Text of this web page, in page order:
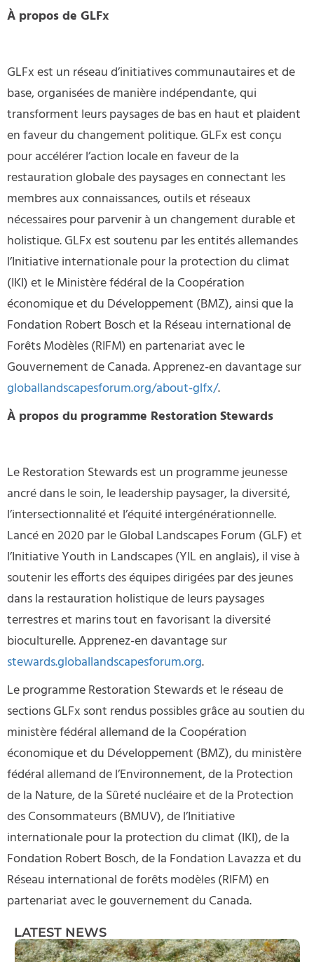
À propos de GLFx
GLFx est un réseau d’initiatives communautaires et de
base, organisées de manière indépendante, qui
transforment leurs paysages de bas en haut et plaident
en faveur du changement politique. GLFx est conçu
pour accélérer l’action locale en faveur de la
restauration globale des paysages en connectant les
membres aux connaissances, outils et réseaux
nécessaires pour parvenir à un changement durable et
holistique. GLFx est soutenu par les entités allemandes
l’Initiative internationale pour la protection du climat
(IKI) et le Ministère fédéral de la Coopération
économique et du Développement (BMZ), ainsi que la
Fondation Robert Bosch et la Réseau international de
Forêts Modèles (RIFM) en partenariat avec le
Gouvernement de Canada. Apprenez-en davantage sur
globallandscapesforum.org/about-glfx/.
À propos du programme Restoration Stewards
Le Restoration Stewards est un programme jeunesse
ancré dans le soin, le leadership paysager, la diversité,
l’intersectionnalité et l’équité intergénérationnelle.
Lancé en 2020 par le Global Landscapes Forum (GLF) et
l’Initiative Youth in Landscapes (YIL en anglais), il vise à
soutenir les efforts des équipes dirigées par des jeunes
dans la restauration holistique de leurs paysages
terrestres et marins tout en favorisant la diversité
bioculturelle. Apprenez-en davantage sur
stewards.globallandscapesforum.org.
Le programme Restoration Stewards et le réseau de
sections GLFx sont rendus possibles grâce au soutien du
ministère fédéral allemand de la Coopération
économique et du Développement (BMZ), du ministère
fédéral allemand de l’Environnement, de la Protection
de la Nature, de la Sûreté nucléaire et de la Protection
des Consommateurs (BMUV), de l’Initiative
internationale pour la protection du climat (IKI), de la
Fondation Robert Bosch, de la Fondation Lavazza et du
Réseau international de forêts modèles (RIFM) en
partenariat avec le gouvernement du Canada.
LATEST NEWS